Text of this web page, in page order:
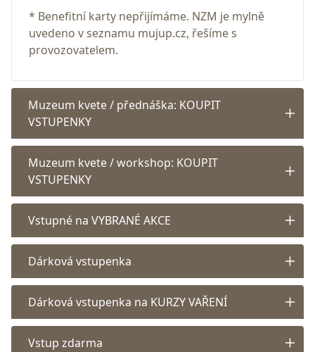
* Benefitní karty nepřijímáme. NZM je mylně
uvedeno v seznamu mujup.cz, řešíme s
provozovatelem.
Muzeum kvete / přednáška: KOUPIT
VSTUPENKY
Muzeum kvete / workshop: KOUPIT
VSTUPENKY
Vstupné na VYBRANÉ AKCE
Dárková vstupenka
Dárková vstupenka na KURZY VAŘENÍ
Vstup zdarma